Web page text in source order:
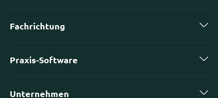
Fachrichtung
Praxis-Software
Unternehmen